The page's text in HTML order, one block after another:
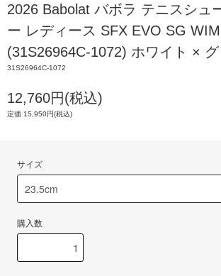
2026 Babolat バボラ テニスシュ
ー レディース SFX EVO SG
(31S26964C-1072) ホワイト ×
31S26964C-1072
12,760円(税込)
定価 15,950円(税込)
サイズ
購入数